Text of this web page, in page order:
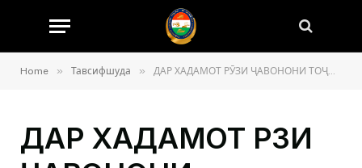
Home » Тавсифшуда » ДАР ХАДАМОТ РӮЗИ ҶАВОНОНИ ТОҶИКИСТОН БО ТАНТАНА ТАҶЛИЛ КАРДА ШУД
ДАР ХАДАМОТ РӮЗИ